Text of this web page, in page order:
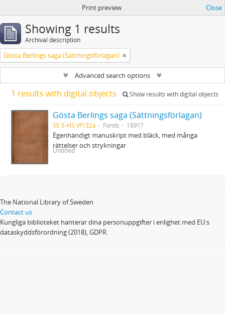
Print preview Close
Showing 1 results
Archival description
Gösta Berlings saga (Sättningsförlagan)
Advanced search options
1 results with digital objects Show results with digital objects
Gösta Berlings saga (Sättningsförlagan)
SE S-HS Vf132a Fonds 1891?
Egenhändigt manuskript med bläck, med många
rättelser och strykningar
Untitled
The National Library of Sweden
Contact us
Kungliga biblioteket hanterar dina personuppgifter i enlighet med EU:s
dataskyddsförordning (2018), GDPR.